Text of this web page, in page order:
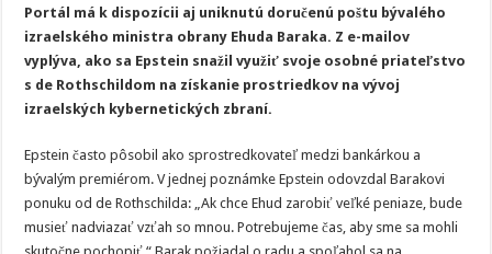
Portál má k dispozícii aj uniknutú doručenú poštu bývalého
izraelského ministra obrany Ehuda Baraka. Z e-mailov
vyplýva, ako sa Epstein snažil využiť svoje osobné priateľstvo
s de Rothschildom na získanie prostriedkov na vývoj
izraelských kybernetických zbraní.
Epstein často pôsobil ako sprostredkovateľ medzi bankárkou a
bývalým premiérom. V jednej poznámke Epstein odovzdal Barakovi
ponuku od de Rothschilda: „Ak chce Ehud zarobiť veľké peniaze, bude
musieť nadviazať vzťah so mnou. Potrebujeme čas, aby sme sa mohli